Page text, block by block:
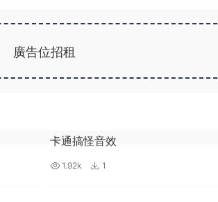
廣告位招租
卡通搞怪音效
1.92k 1